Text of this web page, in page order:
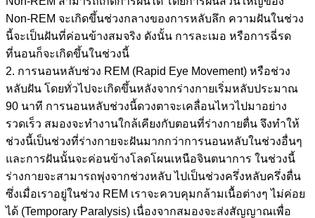
Non-REM จะเกิดขึ้นช่วงกลางของการหลับลึก ความฝันในช่วง
นี้จะเป็นฝันที่ค่อนข้างสมจริง ดังนั้น การละเมอ หรือการฉี่รด
ที่นอนก็จะเกิดขึ้นในช่วงนี้
2. การนอนหลับช่วง REM (Rapid Eye Movement) หรือช่วง
หลับฝัน โดยทั่วไปจะเกิดขึ้นหลังจากร่างกายเริ่มหลับประมาณ
90 นาที การนอนหลับช่วงนี้ดวงตาจะเคลื่อนไหวไปมาอย่าง
รวดเร็ว สมองจะทำงานใกล้เคียงกับตอนที่ร่างกายตื่น จึงทำให้
ช่วงนี้เป็นช่วงที่ร่างกายจะฝันมากกว่าการนอนหลับในช่วงอื่นๆ
และการฝันนั้นจะค่อนข้างโลดโผนเหนือจินตนาการ ในช่วงนี้
ร่างกายจะสามารถพุ่งจากช่วงหลับ ไปเป็นช่วงครึ่งหลับครึ่งตื่น
ซึ่งเมื่อเราอยู่ในช่วง REM เราจะควบคุมกล้ามเนื้อต่างๆ ไม่ค่อย
ได้ (Temporary Paralysis) เนื่องจากสมองจะส่งสัญญาณเพื่อ